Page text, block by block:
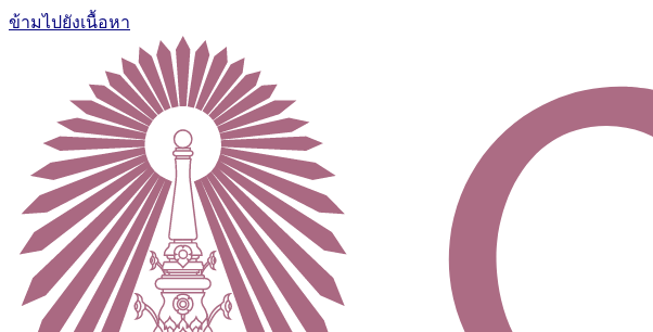
ข้ามไปยังเนื้อหา